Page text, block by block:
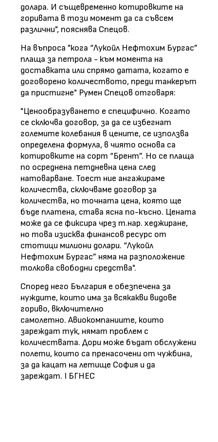
долара. И същевременно котировките на
горивата в този момент да са съвсем
различни", пояснява Спецов.
На въпроса "кога “Лукойл Нефтохим Бургас”
плаща за петрола - към момента на
доставката или спрямо датата, когато е
договорено количеството, преди танкерът
да пристигне" Румен Спецов отговаря:
"Ценообразуването е специфично. Когато
се сключва договор, за да се избегнат
големите колебания в цените, се използва
определена формула, в чиято основа са
котировките на сорт “Брент”. Но се плаща
по осреднена петдневна цена след
натоварване. Тоест ние ангажираме
количества, сключваме договор за
количества, но точната цена, която ще
бъде платена, става ясна по-късно. Цената
може да се фиксира чрез т.нар. хеджиране,
но това изисква финансов ресурс от
стотици милиони долари. “Лукойл
Нефтохим Бургас” няма на разположение
толкова свободни средства".
Според него България е обезпечена за
нуждите, които има за всякакви видове
гориво, включително
самолетно. Авиокомпаниите, които
зареждат тук, нямат проблем с
количествата. Дори може бъдат обслужени
полети, които са пренасочени от чужбина,
за да кацат на летище София и да
зареждат. I БГНЕС